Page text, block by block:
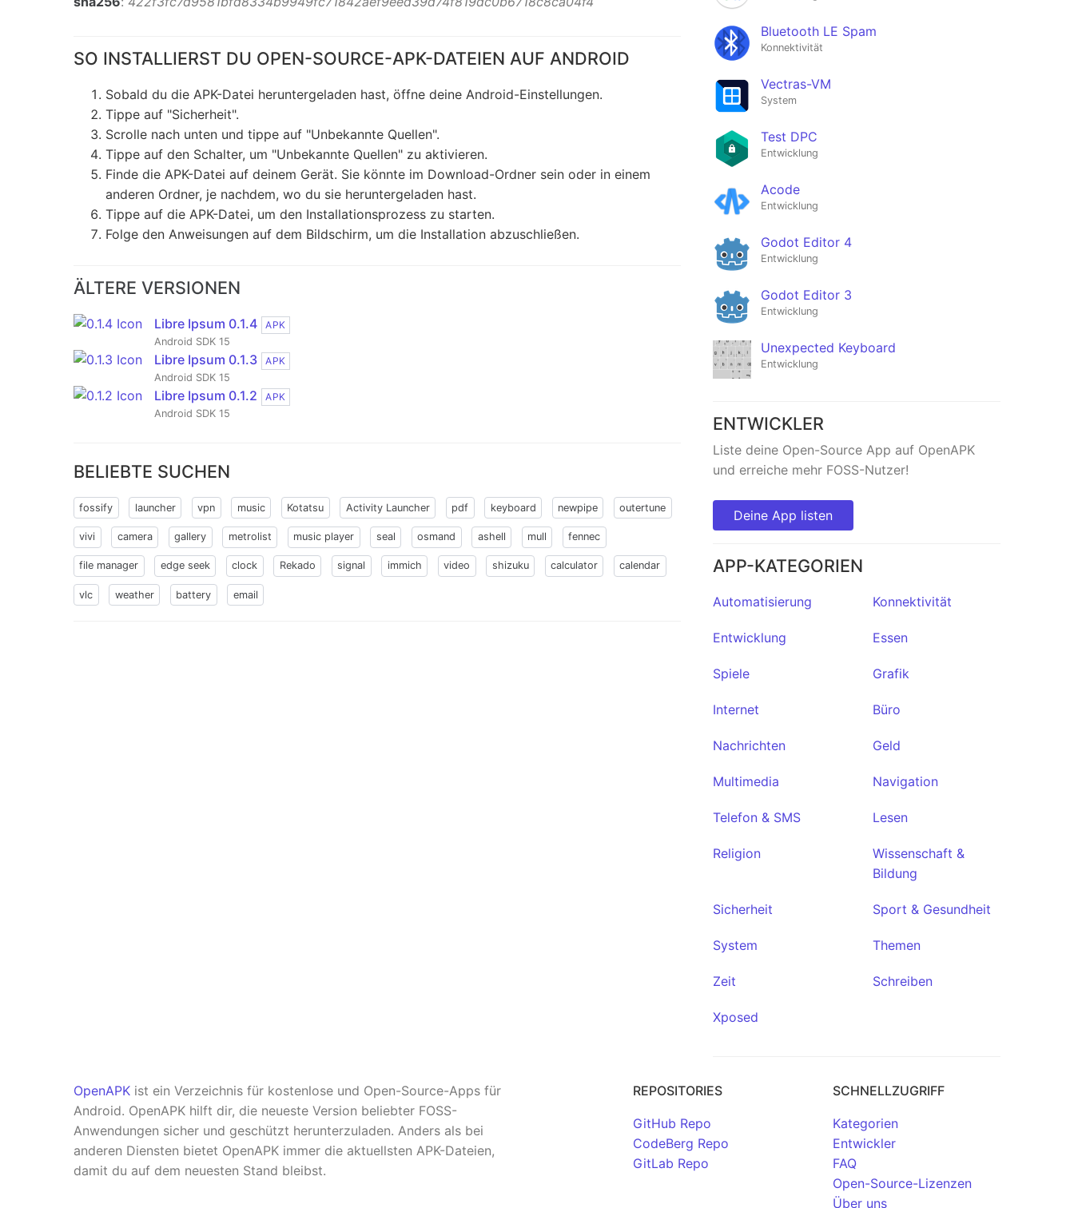
SO INSTALLIERST DU OPEN-SOURCE-APK-DATEIEN AUF ANDROID
Sobald du die APK-Datei heruntergeladen hast, öffne deine Android-Einstellungen.
Tippe auf "Sicherheit".
Scrolle nach unten und tippe auf "Unbekannte Quellen".
Tippe auf den Schalter, um "Unbekannte Quellen" zu aktivieren.
Finde die APK-Datei auf deinem Gerät. Sie könnte im Download-Ordner sein oder in einem
anderen Ordner, je nachdem, wo du sie heruntergeladen hast.
Tippe auf die APK-Datei, um den Installationsprozess zu starten.
Folge den Anweisungen auf dem Bildschirm, um die Installation abzuschließen.
ÄLTERE VERSIONEN
Libre Ipsum 0.1.4
APK
Android SDK 15
Libre Ipsum 0.1.3
APK
Android SDK 15
Libre Ipsum 0.1.2
APK
Android SDK 15
BELIEBTE SUCHEN
fossify launcher vpn music Kotatsu Activity Launcher pdf keyboard newpipe outertune
vivi camera gallery metrolist music player seal osmand ashell mull fennec
file manager edge seek clock Rekado signal immich video shizuku calculator calendar
vlc weather battery email
Bluetooth LE Spam
Konnektivität
Vectras-VM
System
Test DPC
Entwicklung
Acode
Entwicklung
Godot Editor 4
Entwicklung
Godot Editor 3
Entwicklung
Unexpected Keyboard
Entwicklung
ENTWICKLER
Liste deine Open-Source App auf OpenAPK
und erreiche mehr FOSS-Nutzer!
Deine App listen
APP-KATEGORIEN
Automatisierung Konnektivität
Entwicklung Essen
Spiele Grafik
Internet Büro
Nachrichten Geld
Multimedia Navigation
Telefon & SMS Lesen
Religion
Wissenschaft &
Bildung
Sicherheit Sport & Gesundheit
System Themen
Zeit Schreiben
Xposed
OpenAPK ist ein Verzeichnis für kostenlose und Open-Source-Apps für
Android. OpenAPK hilft dir, die neueste Version beliebter FOSS-
Anwendungen sicher und geschützt herunterzuladen. Anders als bei
anderen Diensten bietet OpenAPK immer die aktuellsten APK-Dateien,
damit du auf dem neuesten Stand bleibst.
REPOSITORIES
GitHub Repo
CodeBerg Repo
GitLab Repo
SCHNELLZUGRIFF
Kategorien
Entwickler
FAQ
Open-Source-Lizenzen
Über uns